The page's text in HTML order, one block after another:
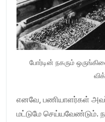
போர்டின் நகரும்
எனவே, பணியாளர்கள்
மட்டுமே செய்யவேண்டும்.